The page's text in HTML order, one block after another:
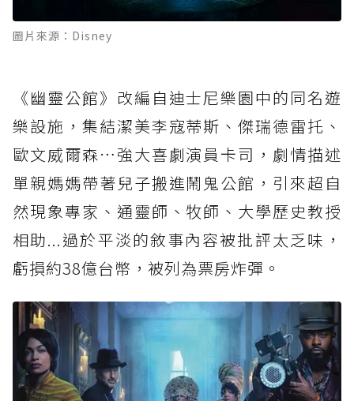
圖片來源：Disney
《幽靈公館》改編自迪士尼樂園中的同名遊
樂設施，集結潔美李寇蒂斯、傑瑞德雷托、
歐文威爾森…強大喜劇演員卡司，劇情描述
單親媽媽帶著兒子搬進鬧鬼公館，引來超自
然現象專家、通靈師、牧師、大學歷史教授
相助...過於平淡的敘事內容被批評太乏味，
虧損約38億台幣，被列為票房炸彈。